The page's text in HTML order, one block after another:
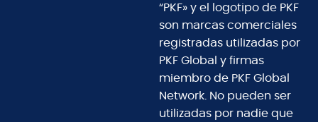
“PKF» y el logotipo de PKF
son marcas comerciales
registradas utilizadas por
PKF Global y firmas
miembro de PKF Global
Network. No pueden ser
utilizadas por nadie que